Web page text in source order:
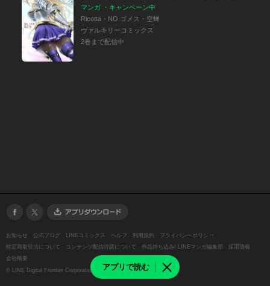
アプリで読む
マンガ ・キャンペーン中
Ricotta・NO.ゴメス・空蝉
ヴァルキリーコミックス
2巻まで配信中
お知らせ 公式ブログ LINEコミックス ヘルプ 利用規約
プライバシーポリシー
特定商取引法について
コンテンツ配信許諾について 作品持ち込み/ LINEマンガ編集部
採用情報
会社概要
© LINE Digital Frontier Corporation